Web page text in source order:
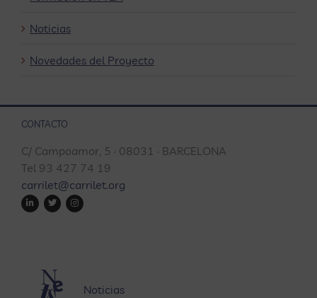
Noticias
Novedades del Proyecto
CONTACTO
C/ Campoamor, 5 · 08031 · BARCELONA
Tel 93 427 74 19
carrilet@carrilet.org
Noticias